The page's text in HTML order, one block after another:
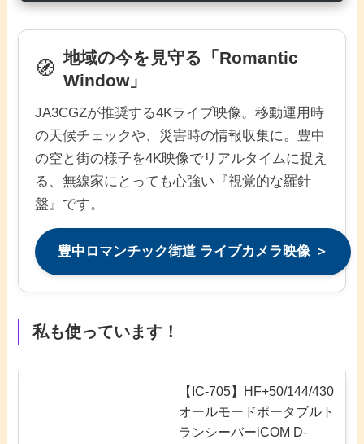
🧭 地域の今を見守る「Romantic
Window」
JA3CGZが推奨する4Kライブ映像。移動運用時
の天候チェックや、災害時の情報収集に。豊中
の空と街の様子を4K映像でリアルタイムに捉え
る、無線家にとっても心強い『視覚的な羅針
盤』です。
豊中ロマンチック街道 ライブカメラ映像 ＞
私も使っています！
【IC-705】HF+50/144/430
オールモードポータブルト
ランシーバーiCOM D-